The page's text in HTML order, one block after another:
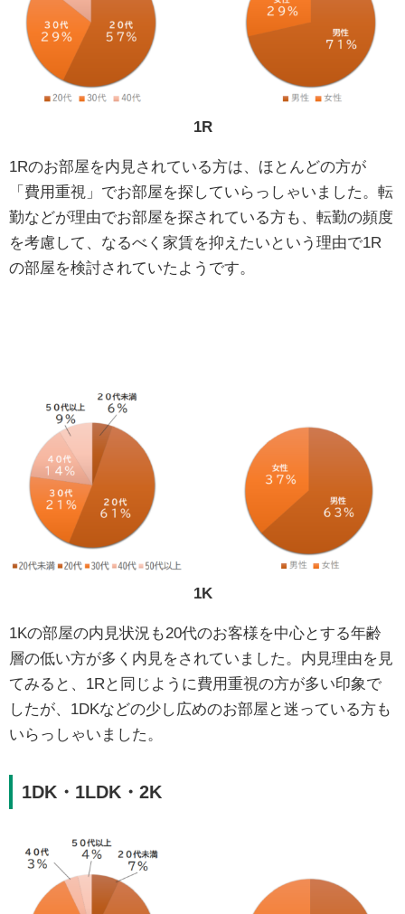
1R
1Rのお部屋を内見されている方は、ほとんどの方が
「費用重視」でお部屋を探していらっしゃいました。転
勤などが理由でお部屋を探されている方も、転勤の頻度
を考慮して、なるべく家賃を抑えたいという理由で1R
の部屋を検討されていたようです。
1K
1Kの部屋の内見状況も20代のお客様を中心とする年齢
層の低い方が多く内見をされていました。内見理由を見
てみると、1Rと同じように費用重視の方が多い印象で
したが、1DKなどの少し広めのお部屋と迷っている方も
いらっしゃいました。
1DK・1LDK・2K